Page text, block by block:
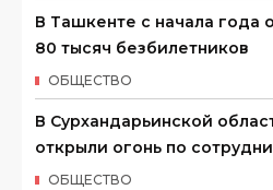
В Ташкенте с начала года
80 тысяч безбилетников
ОБЩЕСТВО
В Сурхандарьинской
открыли огонь по
ОБЩЕСТВО